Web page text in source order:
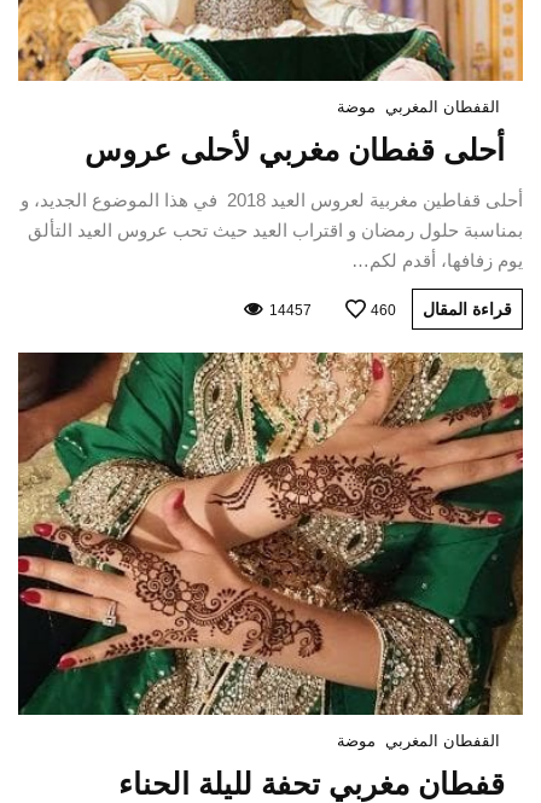
القفطان المغربي موضة
أحلى قفطان مغربي لأحلى عروس
أحلى قفاطين مغربية لعروس العيد 2018 في هذا الموضوع الجديد، و
بمناسبة حلول رمضان و اقتراب العيد حيث تحب عروس العيد التألق
يوم زفافها، أقدم لكم…
قراءة المقال 460
14457
القفطان المغربي موضة
قفطان مغربي تحفة لليلة الحناء